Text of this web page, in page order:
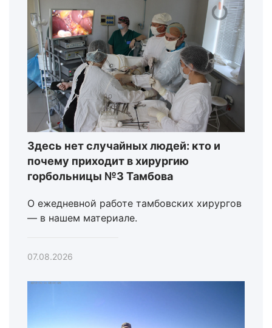
Здесь нет случайных людей: кто и
почему приходит в хирургию
горбольницы №3 Тамбова
О ежедневной работе тамбовских хирургов
— в нашем материале.
07.08.2026